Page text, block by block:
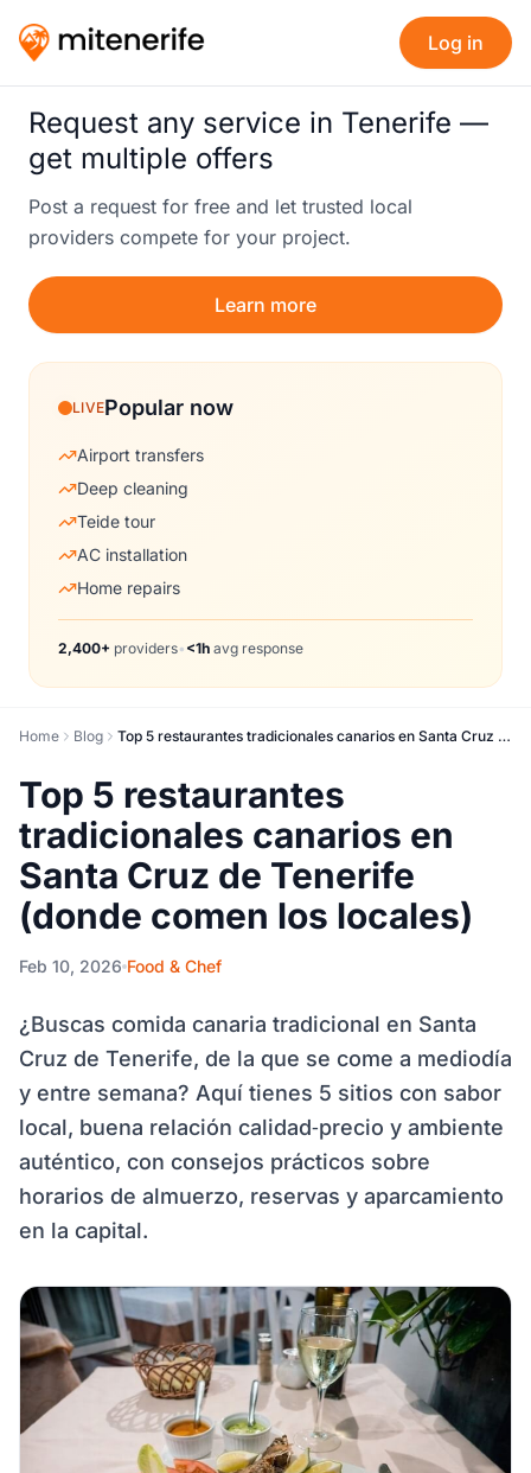
Log in
Request any service in Tenerife —
get multiple offers
Post a request for free and let trusted local
providers compete for your project.
Learn more
LIVEPopular now
Airport transfers
Deep cleaning
Teide tour
AC installation
Home repairs
2,400+ providers• <1h avg response
Home Blog Top 5 restaurantes tradicionales canarios en Santa Cruz de Tenerife (donde comen los locales)
Top 5 restaurantes
tradicionales canarios en
Santa Cruz de Tenerife
(donde comen los locales)
Feb 10, 2026 Food & Chef
¿Buscas comida canaria tradicional en Santa
Cruz de Tenerife, de la que se come a mediodía
y entre semana? Aquí tienes 5 sitios con sabor
local, buena relación calidad‑precio y ambiente
auténtico, con consejos prácticos sobre
horarios de almuerzo, reservas y aparcamiento
en la capital.